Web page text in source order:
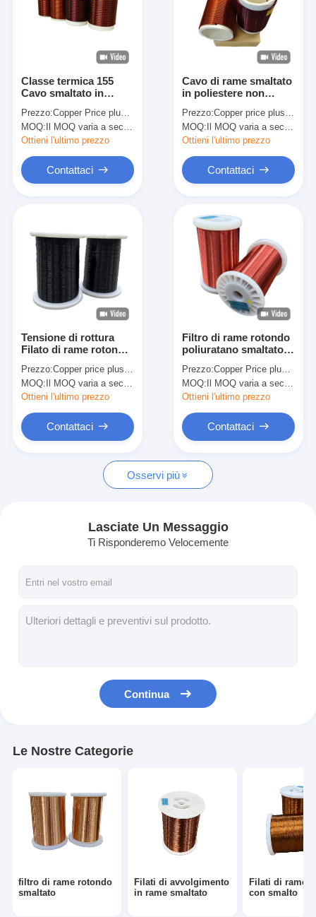
Prodotti
Spettacolo VR
Chi Siamo
Contattaci
Notizie
Chiedi un preventivo
filtro di rame rotondo smaltato
Filati di avvolgimento in rame smaltato
Filati ricoperti di seta
Classe termica 155
Cavo smaltato in
grado due non
saldabile approvato
ROHS
Prezzo:Copper Price plus Processing Fee plus Freight
MOQ:Il MOQ varia a seconda della dimensione della specifica
Ottieni l'ultimo prezzo
Contattaci
Cavo di rame smaltato
in poliestere non
3,20 mm per piccoli
motori
Prezzo:Copper price plus processing fee plus freight
MOQ:Il MOQ varia a seconda della dimensione della specifica
Ottieni l'ultimo prezzo
Contattaci
Tensione di rottura
Filato di rame rotondo
mm Per avvolgimento
Prezzo:Copper price plus processing fee plus freight
MOQ: Il MOQ varia a seconda della dimensione della specifica
Ottieni l'ultimo prezzo
Contattaci
Filtro di rame rotondo
poliuratano smaltato
0,04 mm-1,00 mm
Classe 155 UEWF U1
Prezzo:Copper Price plus Processing Fee plus Freight
MOQ: Il MOQ varia a seconda della dimensione della specifica
Ottieni l'ultimo prezzo
Contattaci
Osservi più
Lasciate Un Messaggio
Ti Risponderemo Velocemente
Continua
Le Nostre Categorie
filtro di rame rotondo
smaltato
Filati di avvolgimento
in rame smaltato
Filati di rame
con smalto